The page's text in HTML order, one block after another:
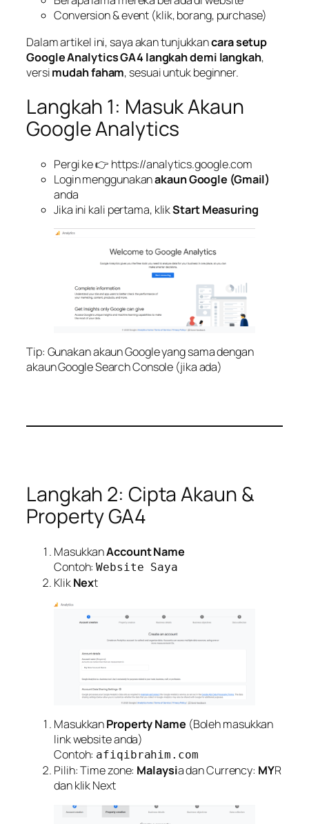
Conversion & event (klik, borang, purchase)
Dalam artikel ini, saya akan tunjukkancara setup
Google Analytics GA4 langkah demi langkah,
versimudah faham, sesuai untuk beginner.
Langkah 1: Masuk Akaun
Google Analytics
Pergi ke 👉 https://analytics.google.com
Login menggunakanakaun Google (Gmail)
anda
Jika ini kali pertama, klikStart Measuring
Tip: Gunakan akaun Google yang sama dengan
akaun Google Search Console (jika ada)
Langkah 2: Cipta Akaun &
Property GA4
MasukkanAccount Name
Contoh:Website Saya
KlikNext
MasukkanProperty Name (Boleh masukkan
link website anda)
Contoh: afiqibrahim.com
Pilih: Time zone: Malaysia dan Currency: MYR
dan klik Next